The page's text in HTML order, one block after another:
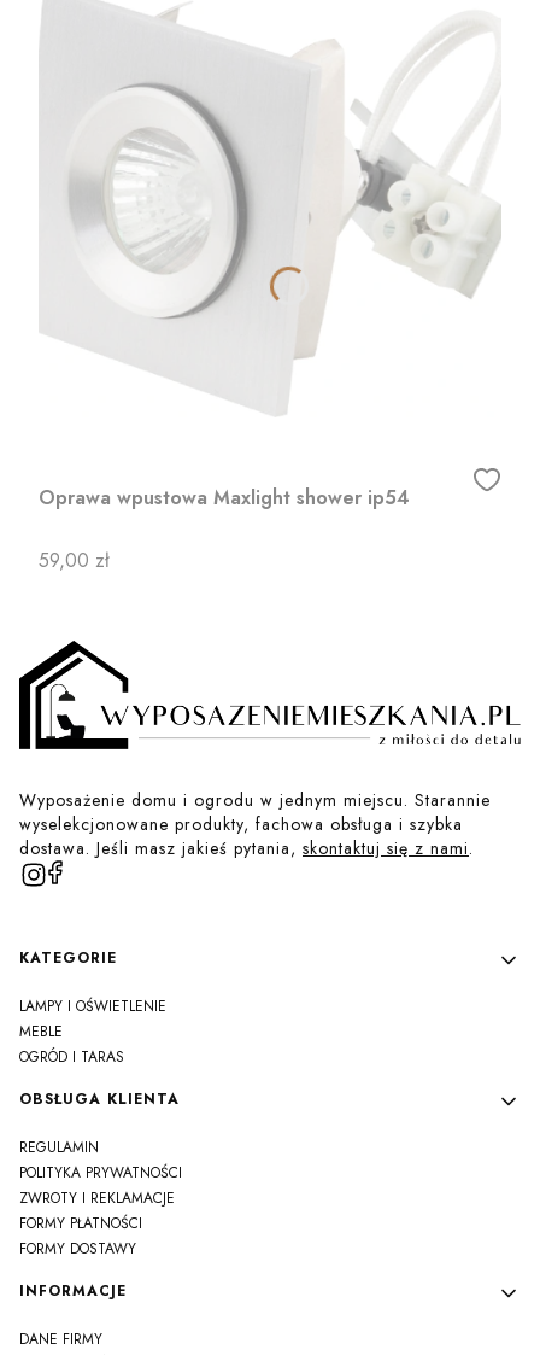
Oprawa wpustowa Maxlight shower ip54
Cena
59,00 zł
Wyposażenie domu i ogrodu w jednym miejscu. Starannie
wyselekcjonowane produkty, fachowa obsługa i szybka
dostawa. Jeśli masz jakieś pytania, skontaktuj się z nami.
Linki w stopce
KATEGORIE
LAMPY I OŚWIETLENIE
MEBLE
OGRÓD I TARAS
OBSŁUGA KLIENTA
REGULAMIN
POLITYKA PRYWATNOŚCI
ZWROTY I REKLAMACJE
FORMY PŁATNOŚCI
FORMY DOSTAWY
INFORMACJE
DANE FIRMY